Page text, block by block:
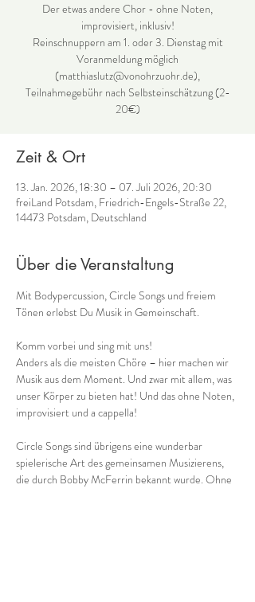
Der etwas andere Chor - ohne Noten,
improvisiert, inklusiv!
Reinschnuppern am 1. oder 3. Dienstag mit
Voranmeldung möglich
(matthiaslutz@vonohrzuohr.de),
Teilnahmegebühr nach Selbsteinschätzung (2-
Zeit & Ort
13. Jan. 2026, 18:30 – 07. Juli 2026, 20:30
freiLand Potsdam, Friedrich-Engels-Straße 22,
14473 Potsdam, Deutschland
Über die Veranstaltung
Mit Bodypercussion, Circle Songs und freiem
Tönen erlebst Du Musik in Gemeinschaft.
Komm vorbei und sing mit uns!
Anders als die meisten Chöre – hier machen wir
Musik aus dem Moment. Und zwar mit allem, was
unser Körper zu bieten hat! Und das ohne Noten,
improvisiert und a cappella!
Circle Songs sind übrigens eine wunderbar
spielerische Art des gemeinsamen Musizierens,
die durch Bobby McFerrin bekannt wurde. Ohne